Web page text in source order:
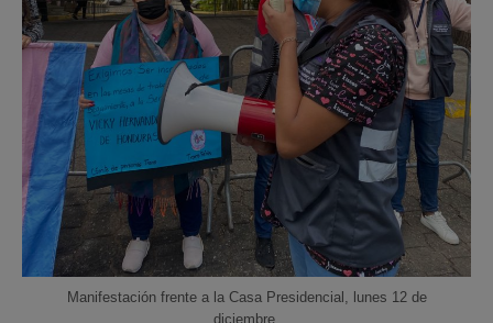
Manifestación frente a la Casa Presidencial, lunes 12 de
diciembre.